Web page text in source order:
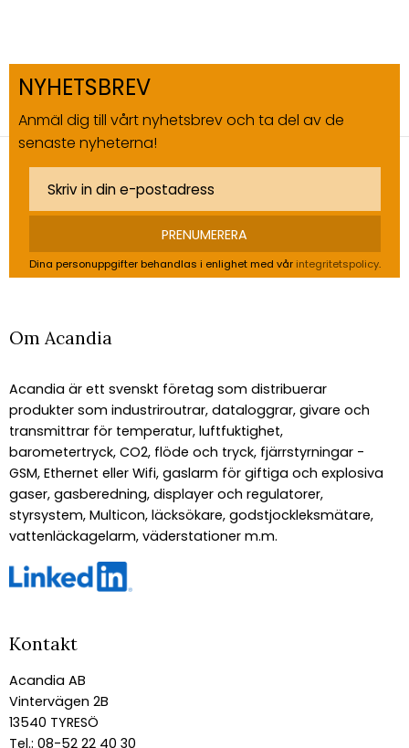
NYHETSBREV
Anmäl dig till vårt nyhetsbrev och ta del av de
senaste nyheterna!
PRENUMERERA
Dina personuppgifter behandlas i enlighet med vår integritetspolicy.
Om Acandia
Acandia är ett svenskt företag som distribuerar
produkter som industriroutrar, dataloggrar, givare och
transmittrar för temperatur, luftfuktighet,
barometertryck, CO2, flöde och tryck, fjärrstyrningar -
GSM, Ethernet eller Wifi, gaslarm för giftiga och explosiva
gaser, gasberedning, displayer och regulatorer,
styrsystem, Multicon, läcksökare, godstjockleksmätare,
vattenläckagelarm, väderstationer m.m.
Kontakt
Acandia AB
Vintervägen 2B
13540 TYRESÖ
Tel.: 08-52 22 40 30